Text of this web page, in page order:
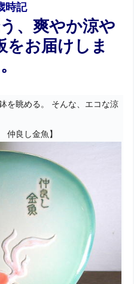
時記
、爽やか涼や
をお届けしま
を眺める。 そんな、エコな涼
良し金魚】